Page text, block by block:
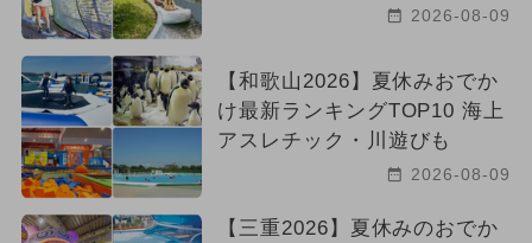
2025年9月のイベント
お正月
2026-08-09
【和歌山2026】夏休みおでか
け最新ランキングTOP10 海上
アスレチック・川遊びも
2026-08-09
【三重2026】夏休みのおでか